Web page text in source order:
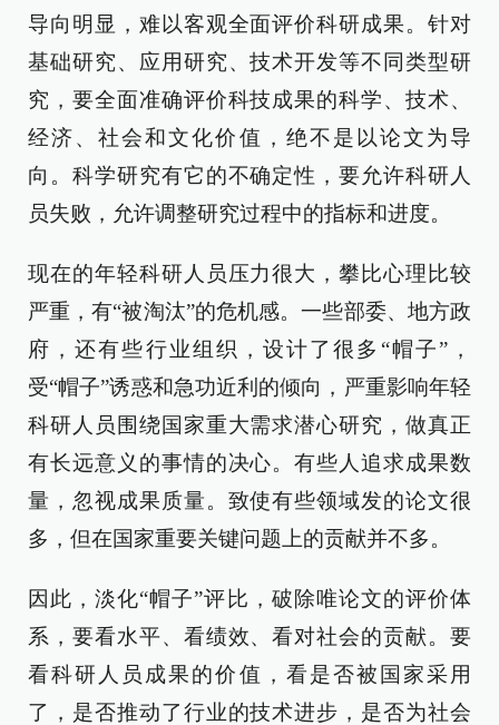
导向明显，难以客观全面评价科研成果。针对
基础研究、应用研究、技术开发等不同类型研
究，要全面准确评价科技成果的科学、技术、
经济、社会和文化价值，绝不是以论文为导
向。科学研究有它的不确定性，要允许科研人
员失败，允许调整研究过程中的指标和进度。
现在的年轻科研人员压力很大，攀比心理比较
严重，有“被淘汰”的危机感。一些部委、地方政
府，还有些行业组织，设计了很多“帽子”，
受“帽子”诱惑和急功近利的倾向，严重影响年轻
科研人员围绕国家重大需求潜心研究，做真正
有长远意义的事情的决心。有些人追求成果数
量，忽视成果质量。致使有些领域发的论文很
多，但在国家重要关键问题上的贡献并不多。
因此，淡化“帽子”评比，破除唯论文的评价体
系，要看水平、看绩效、看对社会的贡献。要
看科研人员成果的价值，看是否被国家采用
了，是否推动了行业的技术进步，是否为社会